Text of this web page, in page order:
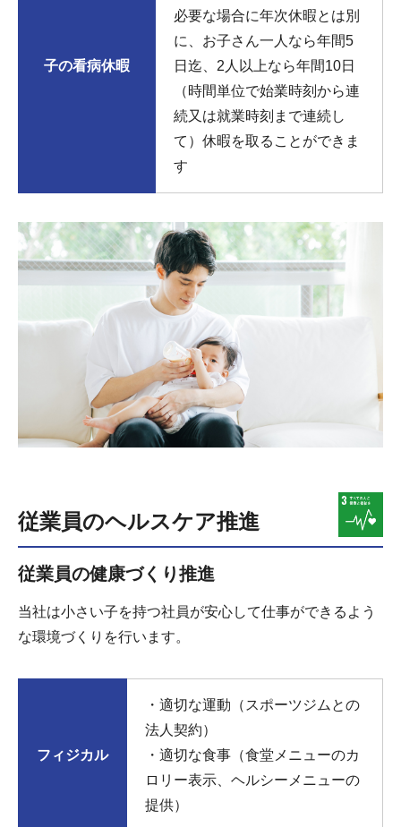
子の看病休暇
必要な場合に年次休暇とは別
に、お子さん一人なら年間5
日迄、2人以上なら年間10日
（時間単位で始業時刻から連
続又は就業時刻まで連続し
て）休暇を取ることができま
す
従業員のヘルスケア推進
従業員の健康づくり推進
当社は小さい子を持つ社員が安心して仕事ができるよう
な環境づくりを行います。
フィジカル
・適切な運動（スポーツジムとの
法人契約）
・適切な食事（食堂メニューのカ
ロリー表示、ヘルシーメニューの
提供）